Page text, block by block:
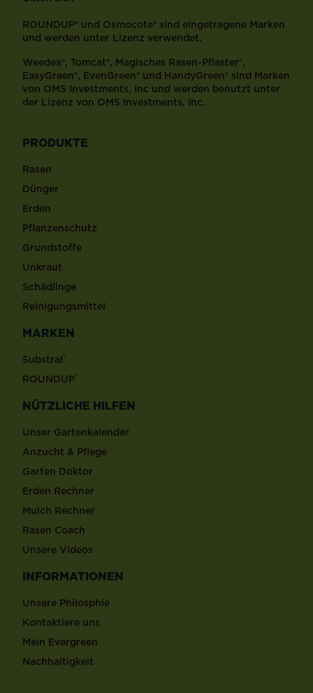
ROUNDUP® und Osmocote® sind eingetragene Marken
und werden unter Lizenz verwendet.
Weedex®, Tomcat®, Magisches Rasen-Pflaster®,
EasyGreen®, EvenGreen® und HandyGreen® sind Marken
von OMS Investments, Inc und werden benutzt unter
der Lizenz von OMS Investments, Inc.
PRODUKTE
Rasen
Dünger
Erden
Pflanzenschutz
Grundstoffe
Unkraut
Schädlinge
Reinigungsmittel
MARKEN
Substral®
ROUNDUP®
NÜTZLICHE HILFEN
Unser Gartenkalender
Anzucht & Pflege
Garten Doktor
Erden Rechner
Mulch Rechner
Rasen Coach
Unsere Videos
INFORMATIONEN
Unsere Philosphie
Kontaktiere uns
Mein Evergreen
Nachhaltigkeit